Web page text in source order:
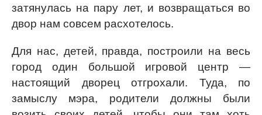
затянулась на пару лет, и возвращаться во
двор нам совсем расхотелось.
Для нас, детей, правда, построили на весь
город один большой игровой центр —
настоящий дворец отгрохали. Туда, по
замыслу мэра, родители должны были